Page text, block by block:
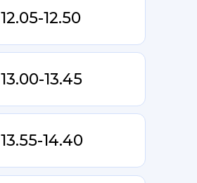
12.05-12.50
13.00-13.45
13.55-14.40